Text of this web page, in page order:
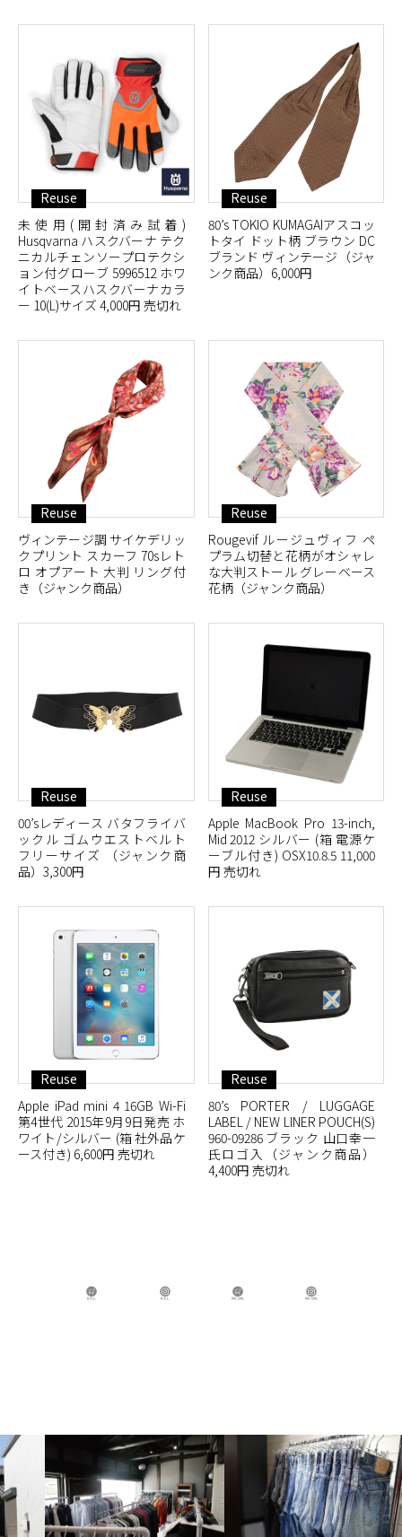
Reuse
未使用(開封済み試着)
Husqvarna ハスクバーナ テク
ニカルチェンソープロテクシ
ョン付グローブ 5996512 ホワ
イトベースハスクバーナカラ
ー 10(L)サイズ 4,000円 売切れ
Reuse
80’s TOKIO KUMAGAIアスコッ
トタイ ドット柄 ブラウン DC
ブランド ヴィンテージ（ジャ
ンク商品）6,000円
Reuse
ヴィンテージ調 サイケデリッ
クプリント スカーフ 70sレト
ロ オプアート 大判 リング付
き（ジャンク商品）
Reuse
Rougevif ルージュヴィフ ペ
プラム切替と花柄がオシャレ
な大判ストール グレーベース
花柄（ジャンク商品）
Reuse
00’sレディース バタフライバ
ックル ゴムウエストベルト
フリーサイズ （ジャンク商
品）3,300円
Reuse
Apple MacBook Pro 13-inch,
Mid 2012 シルバー (箱 電源ケ
ーブル付き) OSX10.8.5 11,000
円 売切れ
Reuse
Apple iPad mini 4 16GB Wi-Fi
第4世代 2015年9月9日発売 ホ
ワイト/シルバー (箱 社外品ケ
ース付き) 6,600円 売切れ
Reuse
80’s PORTER / LUGGAGE
LABEL / NEW LINER POUCH(S)
960-09286 ブラック 山口幸一
氏ロゴ入（ジャンク商品）
4,400円 売切れ
B.B.L Store BBL GIRL Store